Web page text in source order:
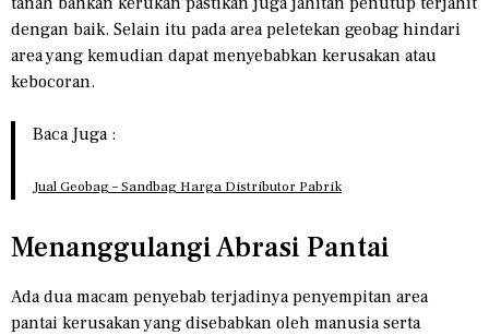
dengan baik. Selain itu pada area peletekan geobag hindari
area yang kemudian dapat menyebabkan kerusakan atau
kebocoran.
Baca Juga :
Jual Geobag – Sandbag Harga Distributor Pabrik
Menanggulangi Abrasi Pantai
Ada dua macam penyebab terjadinya penyempitan area
pantai kerusakan yang disebabkan oleh manusia serta